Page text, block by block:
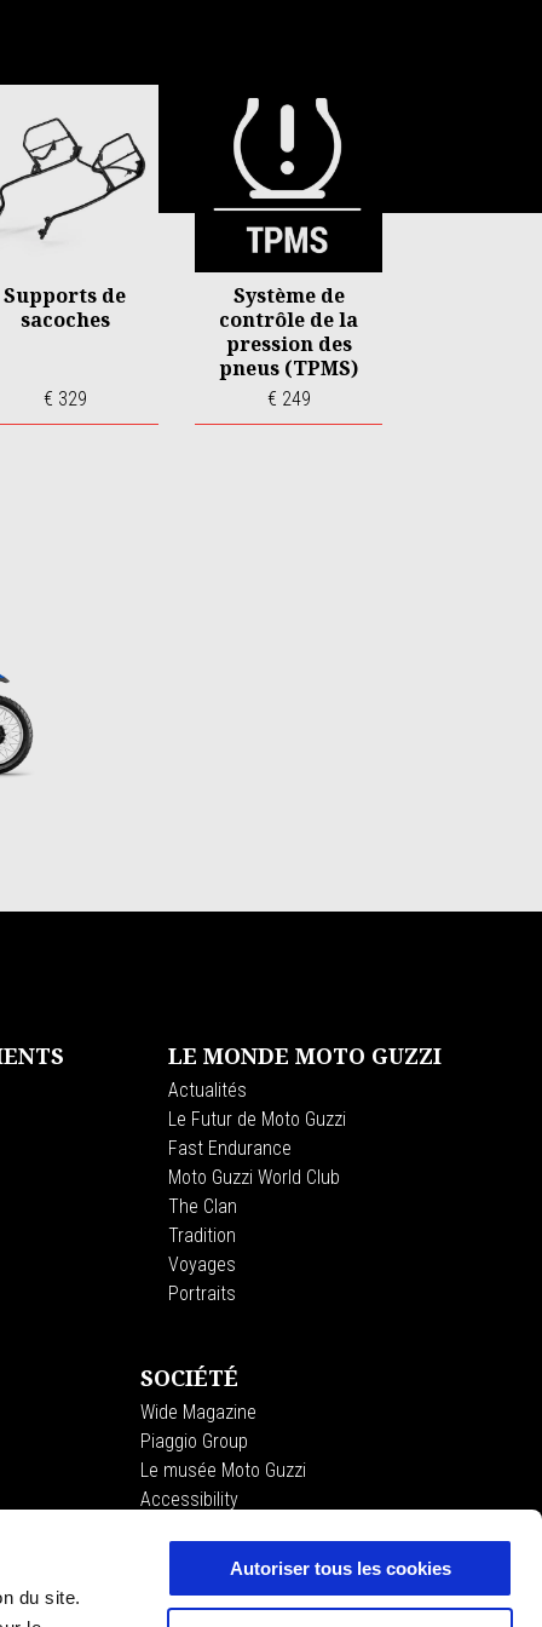
du site.
Autoriser tous les cookies
Supports de
sacoches
€ 329
Système de
contrôle de la
pression des
pneus (TPMS)
€ 249
LE MONDE MOTO GUZZI
Actualités
Le Futur de Moto Guzzi
Fast Endurance
Moto Guzzi World Club
The Clan
Tradition
Voyages
Portraits
SOCIÉTÉ
Wide Magazine
Piaggio Group
Le musée Moto Guzzi
Accessibility